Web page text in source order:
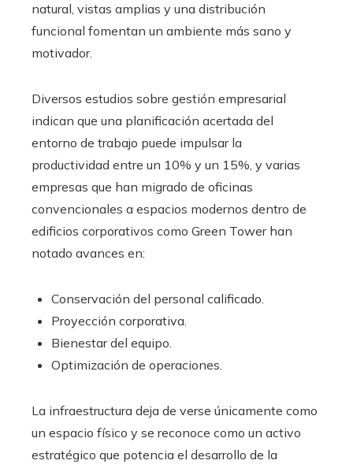
natural, vistas amplias y una distribución
funcional fomentan un ambiente más sano y
motivador.
Diversos estudios sobre gestión empresarial
indican que una planificación acertada del
entorno de trabajo puede impulsar la
productividad entre un 10% y un 15%, y varias
empresas que han migrado de oficinas
convencionales a espacios modernos dentro de
edificios corporativos como Green Tower han
notado avances en:
Conservación del personal calificado.
Proyección corporativa.
Bienestar del equipo.
Optimización de operaciones.
La infraestructura deja de verse únicamente como
un espacio físico y se reconoce como un activo
estratégico que potencia el desarrollo de la